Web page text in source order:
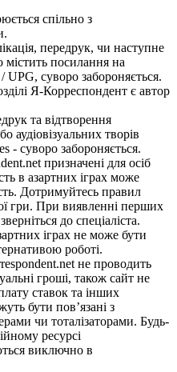
спільно з
передрук, чи наступне
посилання на
UPG, суворо забороняється.
Я-Корреспондент є автор
та відтворення
аудіовізуальних творів
- суворо забороняється.
призначені для осіб
в азартних іграх може
Дотримуйтесь правил
гри. При виявленні перших
до спеціаліста.
іграх не може бути
роботі.
не проводить
гроші, також сайт не
ставок та інших
бути пов’язані з
чи тоталізаторами. Будь-
ресурсі
виключно в